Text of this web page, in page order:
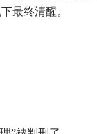
最终清醒。